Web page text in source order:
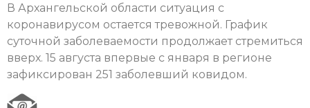
В Архангельской области ситуация с
коронавирусом остается тревожной. График
суточной заболеваемости продолжает стремиться
вверх. 15 августа впервые с января в регионе
зафиксирован 251 заболевший ковидом.